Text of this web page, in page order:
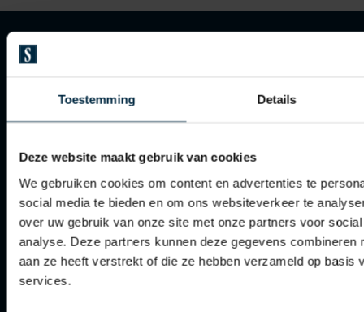
Toestemming Details
Deze website maakt gebruik van cookies
We gebruiken cookies om content en advertenties te
social media te bieden en om ons websiteverkeer te
over uw gebruik van onze site met onze partners voor
analyse. Deze partners kunnen deze gegevens combineren
aan ze heeft verstrekt of die ze hebben verzameld op basis
services.
Klantenservice
Bestellen
Betalen
Verzenden
Retourneren